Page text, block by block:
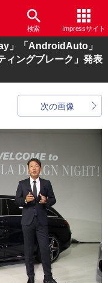
検索 Impressサイト
」「AndroidAuto」
ィングブレーク」発表
次の画像